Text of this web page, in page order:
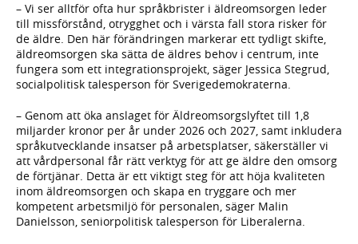
– Vi ser alltför ofta hur språkbrister i äldreomsorgen leder
till missförstånd, otrygghet och i värsta fall stora risker för
de äldre. Den här förändringen markerar ett tydligt skifte,
äldreomsorgen ska sätta de äldres behov i centrum, inte
fungera som ett integrationsprojekt, säger Jessica Stegrud,
socialpolitisk talesperson för Sverigedemokraterna.
– Genom att öka anslaget för Äldreomsorgslyftet till 1,8
miljarder kronor per år under 2026 och 2027, samt inkludera
språkutvecklande insatser på arbetsplatser, säkerställer vi
att vårdpersonal får rätt verktyg för att ge äldre den omsorg
de förtjänar. Detta är ett viktigt steg för att höja kvaliteten
inom äldreomsorgen och skapa en tryggare och mer
kompetent arbetsmiljö för personalen, säger Malin
Danielsson, seniorpolitisk talesperson för Liberalerna.